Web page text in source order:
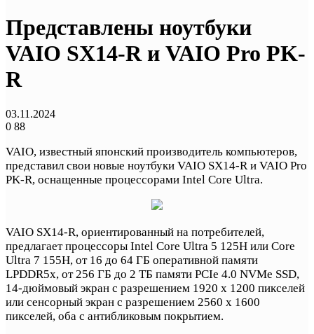
Представлены ноутбуки
VAIO SX14-R и VAIO Pro PK-
R
03.11.2024
0 88
VAIO, известный японский производитель компьютеров,
представил свои новые ноутбуки VAIO SX14-R и VAIO Pro
PK-R, оснащенные процессорами Intel Core Ultra.
VAIO SX14-R, ориентированный на потребителей,
предлагает процессоры Intel Core Ultra 5 125H или Core
Ultra 7 155H, от 16 до 64 ГБ оперативной памяти
LPDDR5x, от 256 ГБ до 2 ТБ памяти PCIe 4.0 NVMe SSD,
14-дюймовый экран с разрешением 1920 х 1200 пикселей
или сенсорный экран с разрешением 2560 х 1600
пикселей, оба с антибликовым покрытием.